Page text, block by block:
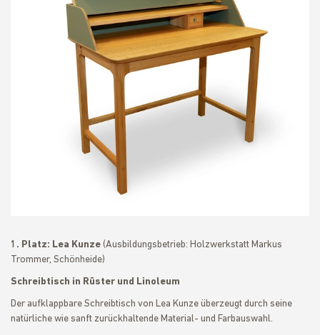
1. Platz: Lea Kunze (Ausbildungsbetrieb: Holzwerkstatt Markus
Trommer, Schönheide)
Schreibtisch in Rüster und Linoleum
Der aufklappbare Schreibtisch von Lea Kunze überzeugt durch seine
natürliche wie sanft zurückhaltende Material- und Farbauswahl.